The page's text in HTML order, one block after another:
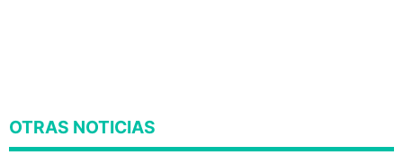
OTRAS NOTICIAS